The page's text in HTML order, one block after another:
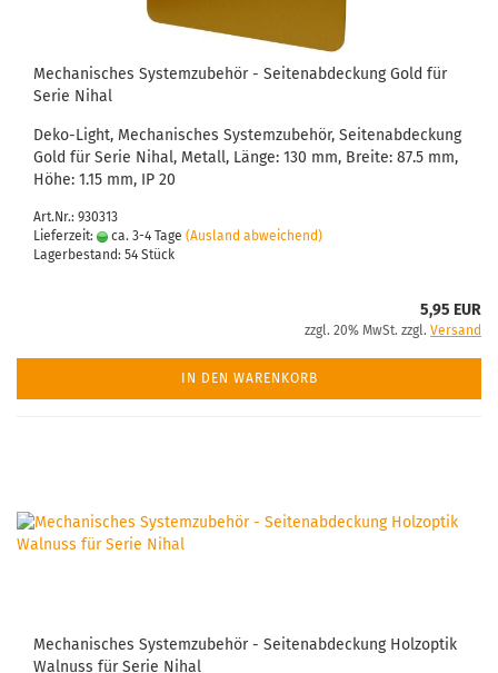
Mechanisches Systemzubehör - Seitenabdeckung Gold für
Serie Nihal
Deko-Light, Mechanisches Systemzubehör, Seitenabdeckung
Gold für Serie Nihal, Metall, Länge: 130 mm, Breite: 87.5 mm,
Höhe: 1.15 mm, IP 20
Art.Nr.: 930313
Lieferzeit:
ca. 3-4 Tage (Ausland abweichend)
Lagerbestand: 54 Stück
5,95 EUR
zzgl. 20% MwSt. zzgl. Versand
IN DEN WARENKORB
Mechanisches Systemzubehör - Seitenabdeckung Holzoptik
Walnuss für Serie Nihal